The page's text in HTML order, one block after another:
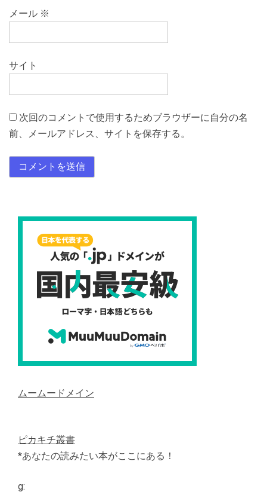
メール ※
サイト
次回のコメントで使用するためブラウザーに自分の名
前、メールアドレス、サイトを保存する。
ムームードメイン
ピカキチ叢書
*あなたの読みたい本がここにある！
g: